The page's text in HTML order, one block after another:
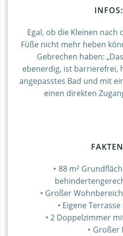
INFOS:
Egal, ob die Kleinen nach
Füße nicht mehr heben
Gebrechen haben:
ebenerdig, ist barrierefrei,
angepasstes Bad und mit
einen direkten
88 m²
Großer
Eigene
2 Doppelzimmer
Großer